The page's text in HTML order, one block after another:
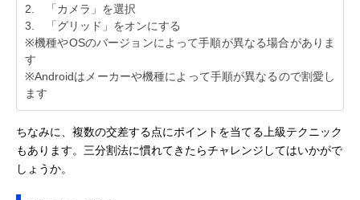
2. 「カメラ」を選択
3. 「グリッド」をオンにする
※機種やOSのバージョンによって手順が異なる場合がありま
す
※Androidはメーカーや機種によって手順が異なるので割愛し
ます
ちなみに、複数の交差する点にポイントを当てる上級テクニック
もあります。三分割法に慣れてきたらチャレンジしてはいかがで
しょうか。